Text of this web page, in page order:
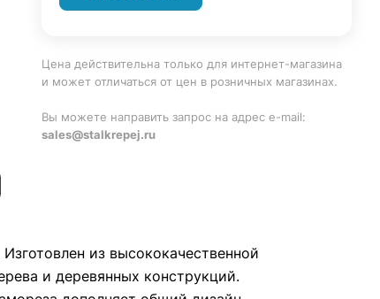
Цена действительна только для интернет-магазина
и может отличаться от цен в розничных магазинах.
Вы можете направить запрос на адрес e-mail:
sales@stalkrepej.ru
из высококачественной
и деревянных конструкций.